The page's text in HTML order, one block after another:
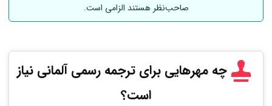
صاحب‌نظر هستند الزامی است.
چه مهرهایی برای ترجمه رسمیآلمانی نیاز
است؟